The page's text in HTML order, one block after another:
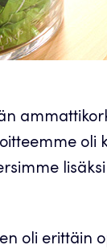
oli erittäin